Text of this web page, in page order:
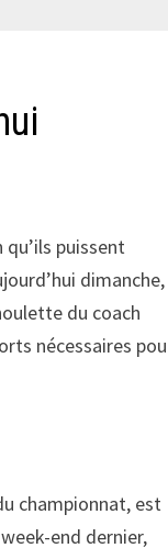
puissent
dimanche,
du coach
nécessaires
championnat, est
end dernier,